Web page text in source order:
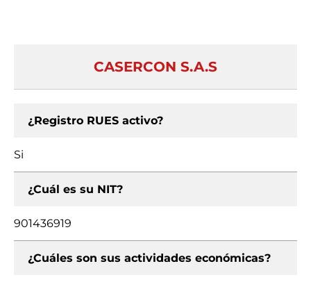
CASERCON S.A.S
¿Registro RUES activo?
Si
¿Cuál es su NIT?
901436919
¿Cuáles son sus actividades económicas?